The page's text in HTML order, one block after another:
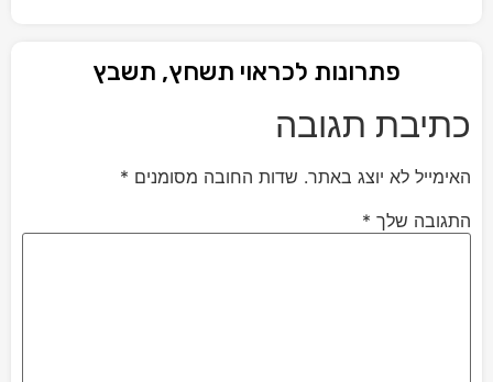
פתרונות לכראוי תשחץ, תשבץ
כתיבת תגובה
האימייל לא יוצג באתר. שדות החובה מסומנים *
התגובה שלך *